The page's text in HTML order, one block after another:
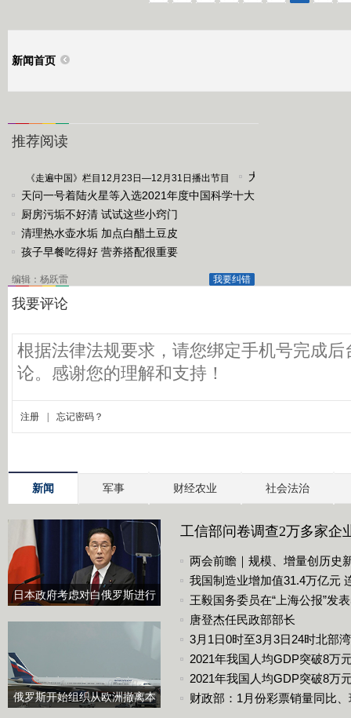
新闻首页
推荐阅读
《走遍中国》栏目12月23日—12月31日播出节目
大
风
响
中
西
分
天问一号着陆火星等入选2021年度中国科学十大
进展
厨房污垢不好清 试试这些小窍门
清理热水壶水垢 加点白醋土豆皮
孩子早餐吃得好 营养搭配很重要
我要纠错
编辑：杨跃雷
新闻 军事 财经农业 社会法治
日本政府考虑对白俄罗斯进行
俄罗斯开始组织从欧洲撤离本
工信部问卷调查2万多家企
两会前瞻｜规模、增量创历史
我国制造业增加值31.4万亿元
王毅国务委员在“上海公报”发
唐登杰任民政部部长
3月1日0时至3月3日24时北部
2021年我国人均GDP突破8万
2021年我国人均GDP突破8万
财政部：1月份彩票销量同比